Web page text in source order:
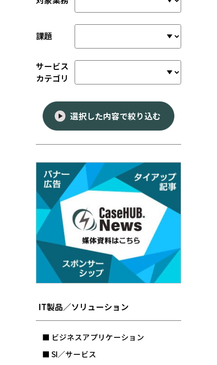
課題
サービス
カテゴリ
選択した内容で絞り込む
IT製品／ソリューション
■ ビジネスアプリケーション
■ SI／サービス